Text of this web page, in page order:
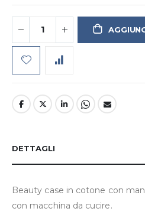
DETTAGLI
Beauty case in cotone con
con macchina da cucire.